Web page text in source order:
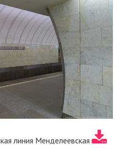
линия Менделеевская